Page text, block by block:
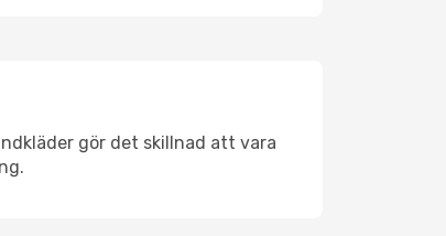
gör det skillnad att vara